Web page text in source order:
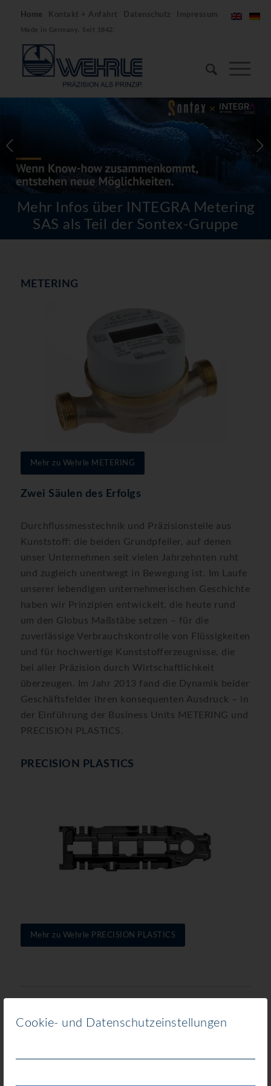
Cookie- und Datenschutzeinstellungen
Home Kontakt + Anfahrt Datenschutz Impressum
Made in Germany. Seit 1842.
Weiter
Mehr Infos über INTEGRA Metering
SAS als Teil der Sontex-Gruppe
METERING
Mehr zu Wehrle METERING
Zwei Säulen des Erfolgs
Durchflussmesstechnik und Präzisionsteile aus
Kunststoff: die beiden Grundpfeiler, auf denen
unser Unternehmen seit vielen Jahrzehnten ruht
und zugleich unentwegt in Bewegung ist. Im Laufe
unserer lebendigen unternehmerischen Geschichte
haben wir Prinzipien entwickelt, die heute rund
um den Globus Maßstäbe setzen – für die
zuverlässige Verbrauchskontrolle von Flüssigkeiten
und für hochwertige Kunststofferzeugnisse, die
bei aller Präzision durch Wirtschaftlichkeit
überzeugen. Im Jahr 2013 fand die Dynamik beider
Geschäftsfelder ihren konsequenten Ausdruck – in
der Einführung der Business Units METERING und
PRECISION PLASTICS.
PRECISION PLASTICS
Mehr zu Wehrle PRECISION PLASTICS
1842